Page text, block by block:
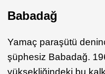
Babadağ
Yamaç paraşütü
şüphesiz Babadağ.
yüksekliğindeki bu